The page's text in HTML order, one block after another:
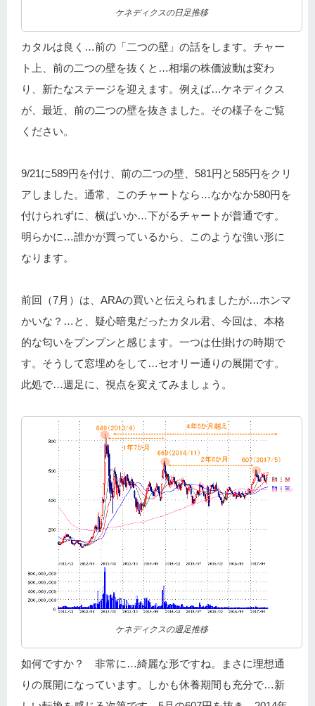
ケネディクスの日足推移
カタルは良く…前の「二つの壁」の話をします。チャー
ト上、前の二つの壁を抜くと…相場の株価波動は変わ
り、新たなステージを迎えます。例えば…ケネディクス
が、最近、前の二つの壁を抜きました。その様子をご覧
ください。
9/21に589円を付け、前の二つの壁、581円と585円をクリ
アしました。通常、このチャートなら…なかなか580円を
付けられずに、横ばいか…下がるチャートが普通です。
明らかに…誰かが買っているから、このような強い形に
なります。
前回（7月）は、ARAの買いと伝えられましたが…ホンマ
かいな？…と、疑心暗鬼だったカタル君、今回は、本格
的な匂いをプンプンと感じます。一つは仕掛けの時期で
す。そうして窓埋めをして…セオリー通りの展開です。
此処で…週足に、視点を変えてみましょう。
ケネディクスの週足推移
如何ですか？ 非常に…綺麗な形ですね。まさに理想通
りの展開になっています。しかも休養期間も充分で…新